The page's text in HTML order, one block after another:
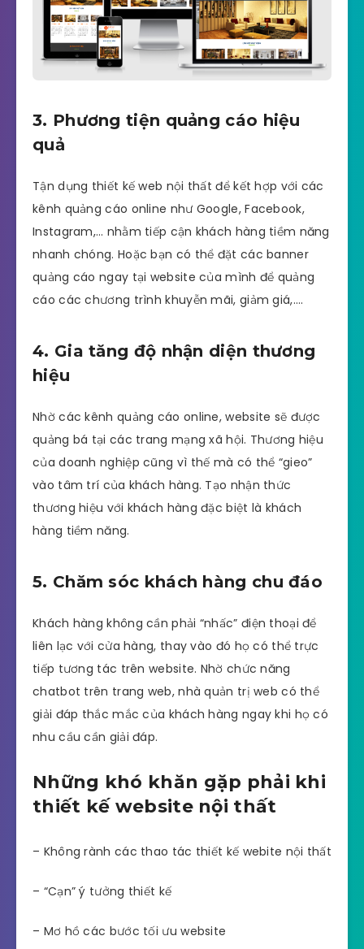
3. Phương tiện quảng cáo hiệu
quả
Tận dụng thiết kế web nội thất để kết hợp với các
kênh quảng cáo online như Google, Facebook,
Instagram,… nhằm tiếp cận khách hàng tiềm năng
nhanh chóng. Hoặc bạn có thể đặt các banner
quảng cáo ngay tại website của mình để quảng
cáo các chương trình khuyễn mãi, giảm giá,….
4. Gia tăng độ nhận diện thương
hiệu
Nhờ các kênh quảng cáo online, website sẽ được
quảng bá tại các trang mạng xã hội. Thương hiệu
của doanh nghiệp cũng vì thế mà có thể “gieo”
vào tâm trí của khách hàng. Tạo nhận thức
thương hiệu với khách hàng đặc biệt là khách
hàng tiềm năng.
5. Chăm sóc khách hàng chu đáo
Khách hàng không cần phải “nhấc” điện thoại để
liên lạc với cửa hàng, thay vào đó họ có thể trực
tiếp tương tác trên website. Nhờ chức năng
chatbot trên trang web, nhà quản trị web có thể
giải đáp thắc mắc của khách hàng ngay khi họ có
nhu cầu cần giải đáp.
Những khó khăn gặp phải khi
thiết kế website nội thất
– Không rành các thao tác thiết kế webite nội thất
– “Cạn” ý tưởng thiết kế
– Mơ hồ các bước tối ưu website